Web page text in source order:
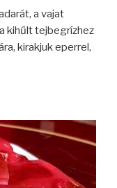
a vajat
kihűlt tejbegrízhez
kirakjuk eperrel,